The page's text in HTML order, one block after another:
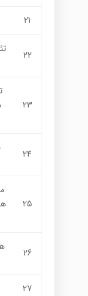
21
22
23
24
25
26
27